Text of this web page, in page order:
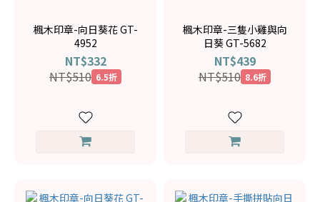
楓木印章-向日葵花 GT-
4952
NT$332
NT$510 6.5折
楓木印章-三隻小雞與向
日葵 GT-5682
NT$439
NT$510 8.6折